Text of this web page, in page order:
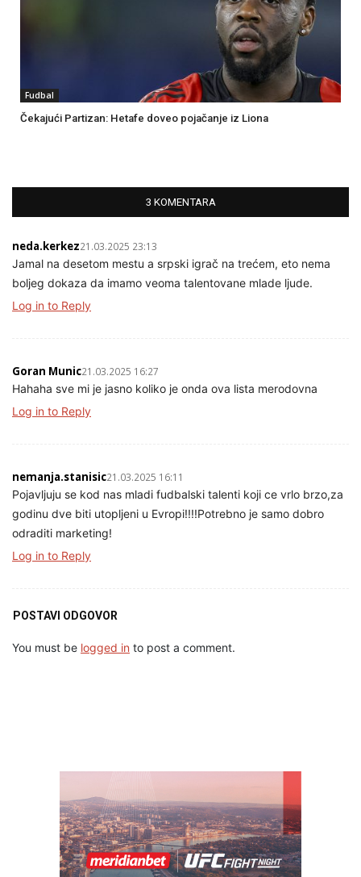
Fudbal
Čekajući Partizan: Hetafe doveo pojačanje iz Liona
3 KOMENTARA
neda.kerkez21.03.2025 23:13
Jamal na desetom mestu a srpski igrač na trećem, eto nema
boljeg dokaza da imamo veoma talentovane mlade ljude.
Log in to Reply
Goran Munic21.03.2025 16:27
Hahaha sve mi je jasno koliko je onda ova lista merodovna
Log in to Reply
nemanja.stanisic21.03.2025 16:11
Pojavljuju se kod nas mladi fudbalski talenti koji ce vrlo brzo,za
godinu dve biti utopljeni u Evropi!!!!Potrebno je samo dobro
odraditi marketing!
Log in to Reply
POSTAVI ODGOVOR
You must be logged in to post a comment.